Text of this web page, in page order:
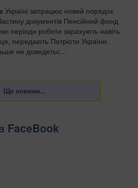
Україні запрацює новий порядок
документів Пенсійний фонд
періоди роботи зарахують навіть
передають Патріоти України.
не доведетьс...
FaceBook